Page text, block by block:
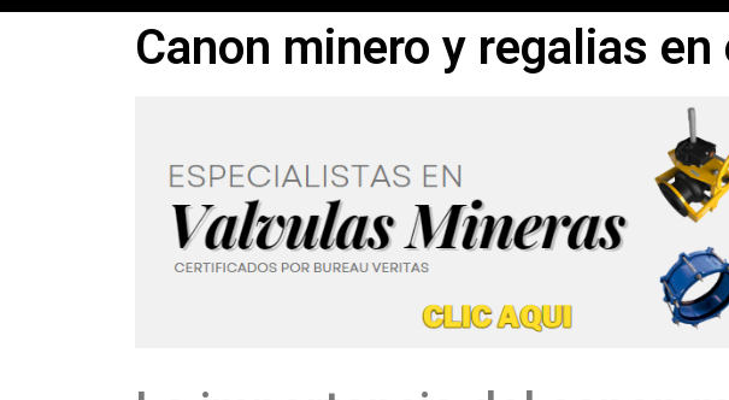
Canon minero y regalias en